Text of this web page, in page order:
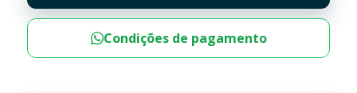
Condições de pagamento